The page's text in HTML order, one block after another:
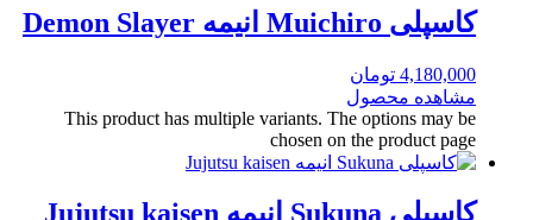
کاسپلی Muichiro انیمه Demon Slayer
4,180,000 تومان
مشاهده محصول
This product has multiple variants. The options may be
chosen on the product page
کاسپلی Sukuna انیمه Jujutsu kaisen